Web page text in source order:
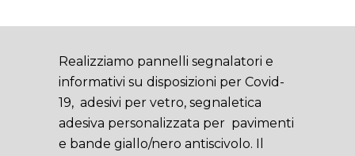
Realizziamo pannelli segnalatori e
informativi su disposizioni per Covid-
19, adesivi per vetro, segnaletica
adesiva personalizzata per pavimenti
e bande giallo/nero antiscivolo. Il